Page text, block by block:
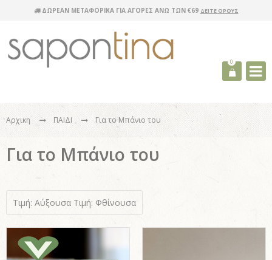
ΔΩΡΕΑΝ ΜΕΤΑΦΟΡΙΚΑ ΓΙΑ ΑΓΟΡΕΣ ΑΝΩ ΤΩΝ €69 ΔΕΙΤΕ ΟΡΟΥΣ
0
Αρχικη ΠΑΙΔΙ Για το Μπάνιο του
Για το Μπάνιο του
Τιμή: Αύξουσα Τιμή: Φθίνουσα